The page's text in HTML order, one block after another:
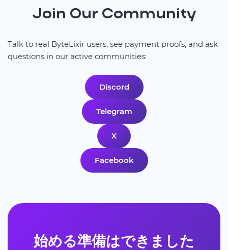
Join Our Community
Talk to real ByteLixir users, see payment proofs, and ask
questions in our active communities:
Discord
Telegram
X
Facebook
始める準備はできました